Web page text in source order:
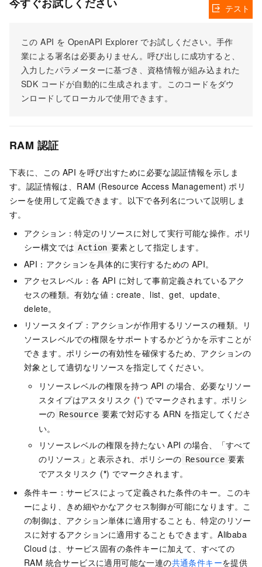
この API を OpenAPI Explorer でお試しください。手作
業による署名は必要ありません。呼び出しに成功すると、
入力したパラメーターに基づき、資格情報が組み込まれた
SDK コードが自動的に生成されます。このコードをダウ
ンロードしてローカルで使用できます。
テスト
RAM 認証
下表に、この API を呼び出すために必要な認証情報を示しま
す。認証情報は、RAM (Resource Access Management) ポリ
シーを使用して定義できます。以下で各列名について説明しま
す。
アクション：特定のリソースに対して実行可能な操作。ポリ
シー構文では Action 要素として指定します。
API：アクションを具体的に実行するための API。
アクセスレベル：各 API に対して事前定義されているアク
セスの種類。有効な値：create、list、get、update、
delete。
リソースタイプ：アクションが作用するリソースの種類。リ
ソースレベルでの権限をサポートするかどうかを示すことが
できます。ポリシーの有効性を確保するため、アクションの
対象として適切なリソースを指定してください。
リソースレベルの権限を持つ API の場合、必要なリソー
スタイプはアスタリスク (*) でマークされます。ポリシ
ーの Resource 要素で対応する ARN を指定してくださ
い。
リソースレベルの権限を持たない API の場合、「すべて
のリソース」と表示され、ポリシーの Resource 要素
でアスタリスク (*) でマークされます。
条件キー：サービスによって定義された条件のキー。このキ
ーにより、きめ細やかなアクセス制御が可能になります。こ
の制御は、アクション単体に適用することも、特定のリソー
スに対するアクションに適用することもできます。Alibaba
Cloud は、サービス固有の条件キーに加えて、すべての
RAM 統合サービスに適用可能な一連の共通条件キーを提供